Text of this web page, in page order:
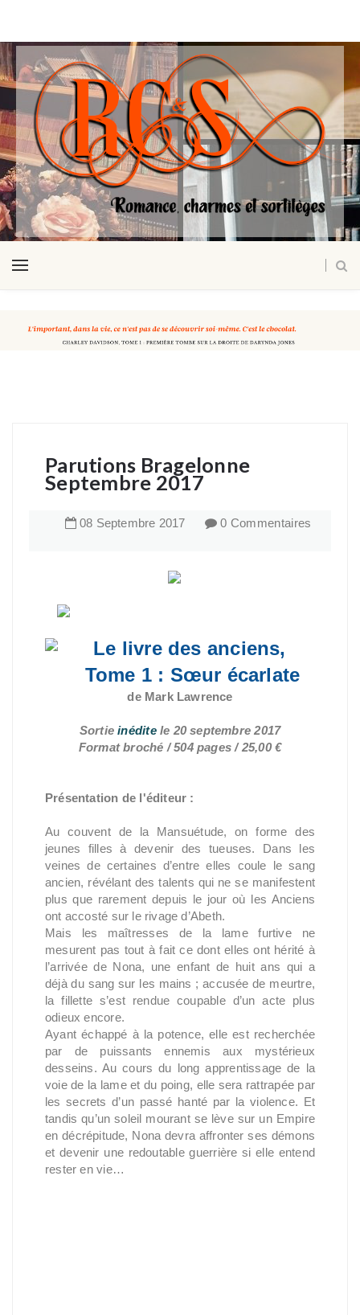
Parutions Bragelonne
Septembre 2017
08 Septembre 2017 0 Commentaires
Le livre des anciens,
Tome 1 : Sœur écarlate
de Mark Lawrence
Sortieinéditele 20 septembre 2017
Format broché / 504 pages / 25,00 €
Présentation de l'éditeur :
Au couvent de la Mansuétude, on forme des
jeunes filles à devenir des tueuses. Dans les
veines de certaines d’entre elles coule le sang
ancien, révélant des talents qui ne se manifestent
plus que rarement depuis le jour où les Anciens
ont accosté sur le rivage d’Abeth.
Mais les maîtresses de la lame furtive ne
mesurent pas tout à fait ce dont elles ont hérité à
l’arrivée de Nona, une enfant de huit ans qui a
déjà du sang sur les mains ; accusée de meurtre,
la fillette s’est rendue coupable d’un acte plus
odieux encore.
Ayant échappé à la potence, elle est recherchée
par de puissants ennemis aux mystérieux
desseins. Au cours du long apprentissage de la
voie de la lame et du poing, elle sera rattrapée par
les secrets d’un passé hanté par la violence. Et
tandis qu’un soleil mourant se lève sur un Empire
en décrépitude, Nona devra affronter ses démons
et devenir une redoutable guerrière si elle entend
rester en vie…